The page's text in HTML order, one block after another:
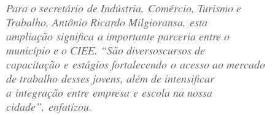
Para o secretário de Indústria, Comércio, Turismo e
Trabalho, Antônio Ricardo Milgioransa, esta
ampliação significa a importante parceria entre o
município e o CIEE. “São diversoscursos de
capacitação e estágios fortalecendo o acesso ao mercado
de trabalho desses jovens, além de intensificar
a integração entre empresa e escola na nossa
cidade”, enfatizou.